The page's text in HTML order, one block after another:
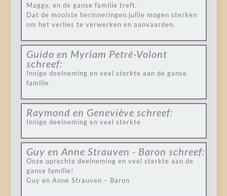
Maggy, en de ganse familie treft.
Dat de mooiste herinneringen jullie mogen sterken
om het verlies te verwerken en aanvaarden.
Guido en Myriam Petré-Volont
schreef:
Innige deelneming en veel sterkte aan de ganse
familie
Raymond en Geneviève schreef:
Innige deelneming en veel sterkte
Guy en Anne Strauven - Baron schreef:
Onze oprechte deelneming en veel sterkte aan de
ganse familie!
Guy en Anne Strauven – Baron